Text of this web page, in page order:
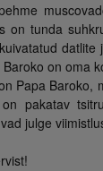
tunda
on oma
Papa
pakatav
julge